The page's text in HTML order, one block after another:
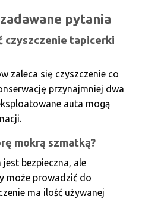
pytania
czyszczenie tapicerki
zaleca się czyszczenie co
przynajmniej dwa
auta mogą
mokrą szmatką?
bezpieczna, ale
może prowadzić do
ma ilość używanej